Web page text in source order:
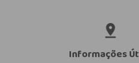
Informações